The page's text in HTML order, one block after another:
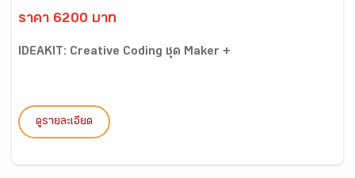
ราคา 6200 บาท
IDEAKIT: Creative Coding ชุด Maker +
ดูรายละเอียด